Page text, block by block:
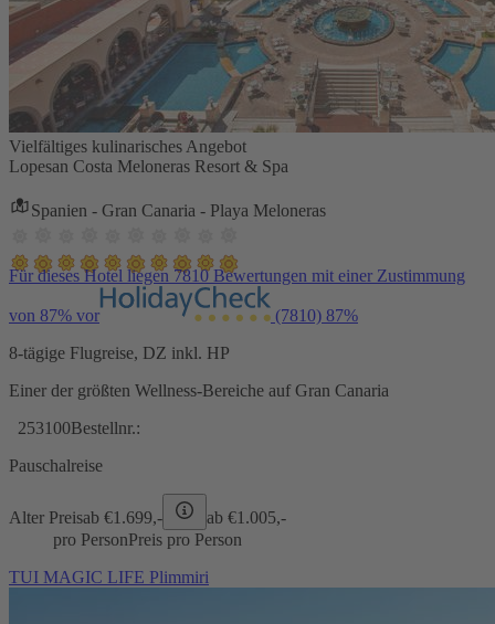
Vielfältiges kulinarisches Angebot
Lopesan Costa Meloneras Resort & Spa
Spanien - Gran Canaria - Playa Meloneras
Für dieses Hotel liegen 7810 Bewertungen mit einer Zustimmung
von 87% vor (7810) 87%
8-tägige Flugreise, DZ inkl. HP
Einer der größten Wellness-Bereiche auf Gran Canaria
253100Bestellnr.:
Pauschalreise
Alter Preisab €1.699,- ab €1.005,-
pro PersonPreis pro Person
TUI MAGIC LIFE Plimmiri